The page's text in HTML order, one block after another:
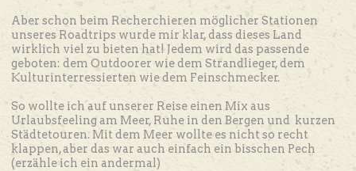
Aber schon beim Recherchieren möglicher Stationen
unseres Roadtrips wurde mir klar, dass dieses Land
wirklich viel zu bieten hat! Jedem wird das passende
geboten: dem Outdoorer wie dem Strandlieger, dem
Kulturinterressierten wie dem Feinschmecker.
So wollte ich auf unserer Reise einen Mix aus
Urlaubsfeeling am Meer, Ruhe in den Bergen und kurzen
Städtetouren. Mit dem Meer wollte es nicht so recht
klappen, aber das war auch einfach ein bisschen Pech
(erzähle ich ein andermal)